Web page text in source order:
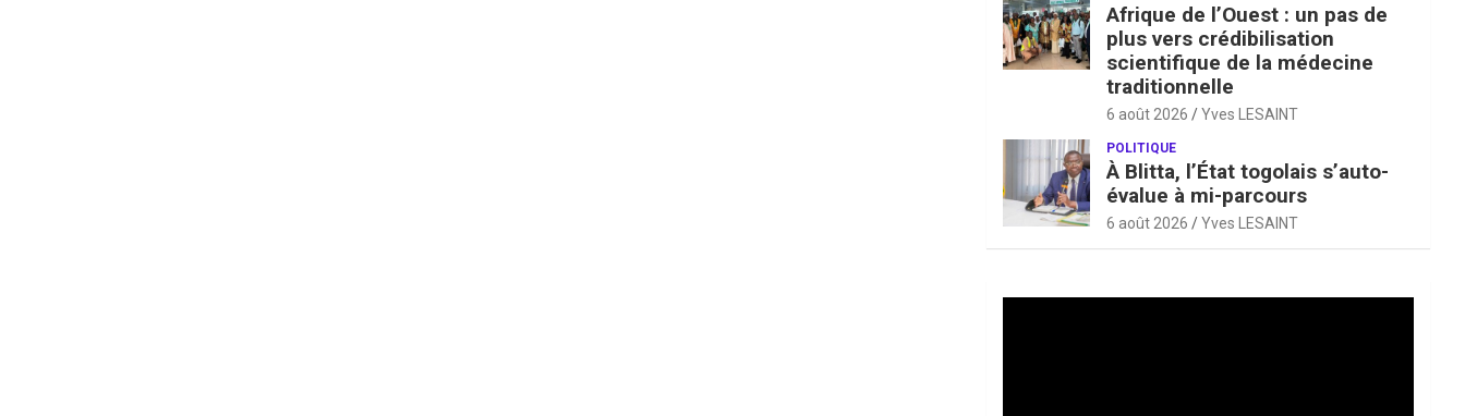
Afrique de l’Ouest : un pas de
plus vers crédibilisation
scientifique de la médecine
traditionnelle
6 août 2026 Yves LESAINT
POLITIQUE
À Blitta, l’État togolais s’auto-
évalue à mi-parcours
6 août 2026 Yves LESAINT